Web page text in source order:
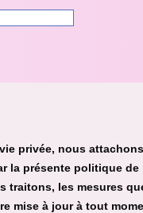
privée, nous
la présente politique
traitons, les mesures
mise à jour à tout